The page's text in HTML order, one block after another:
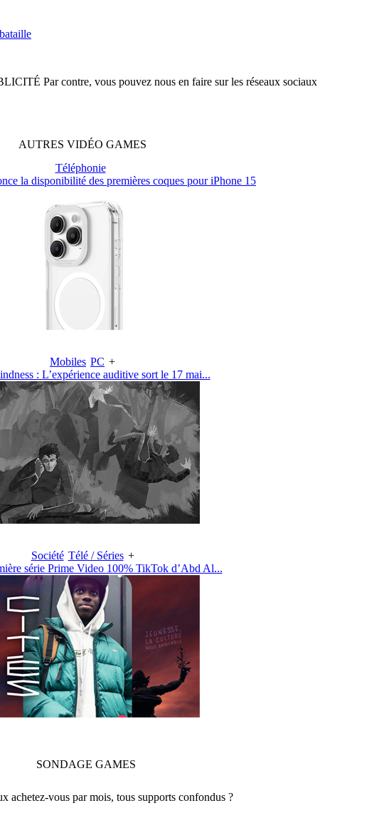
Par contre, vous pouvez nous en faire sur les réseaux sociaux
AUTRES VIDÉO GAMES
Téléphonie
la disponibilité des premières coques pour iPhone 15
Mobiles PC +
: L’expérience auditive sort le 17 mai...
Société Télé / Séries +
série Prime Video 100% TikTok d’Abd Al...
SONDAGE GAMES
achetez-vous par mois, tous supports confondus ?